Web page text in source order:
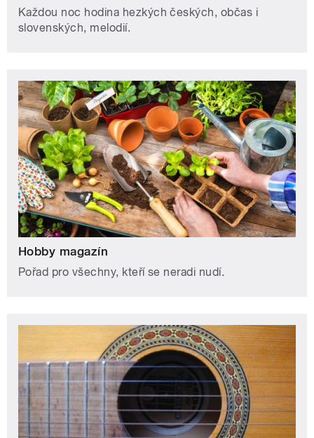
Každou noc hodina hezkých českých, občas i
slovenských, melodií.
Hobby magazín
Pořad pro všechny, kteří se neradi nudí.